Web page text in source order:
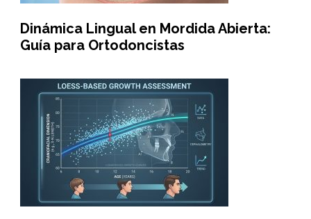
Dinámica Lingual en Mordida Abierta:
Guía para Ortodoncistas